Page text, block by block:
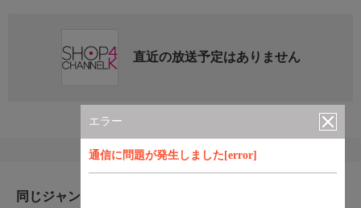
エラー
通信に問題が発生しました[error]
直近の放送予定はありません
同じジャンルのおすすめ番組